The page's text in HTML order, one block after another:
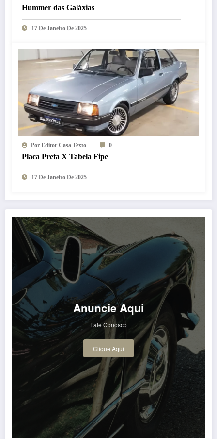
Hummer das Galáxias
17 De Janeiro De 2025
Por Editor Casa Texto 0
Placa Preta X Tabela Fipe
17 De Janeiro De 2025
Anuncie Aqui
Fale Conosco
Clique Aqui